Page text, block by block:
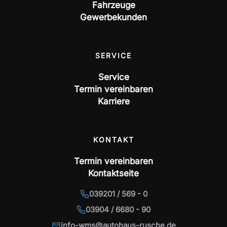
Fahrzeuge
Gewerbekunden
SERVICE
Service
Termin vereinbaren
Karriere
KONTAKT
Termin vereinbaren
Kontaktseite
039201 / 569 - 0
03904 / 6680 - 90